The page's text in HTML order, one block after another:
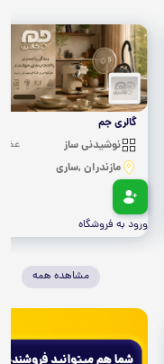
گالری جم
نوشیدنی ساز
مازندران ,ساری
عضو
ورود به فروشگاه
مشاهده همه